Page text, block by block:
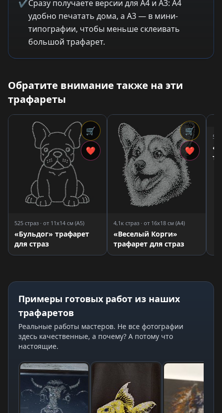
✔Сразу получаете версии для A4 и A3: A4
удобно печатать дома, а A3 — в мини-
типографии, чтобы меньше склеивать
большой трафарет.
Обратите внимание также на эти
трафареты
🛒
❤
525 страз · от 11x14 см (A5)
«Бульдог» трафарет
для страз
🛒
❤
4,1к страз · от 16x18 см (A4)
«Веселый Корги»
трафарет для страз
Примеры готовых работ из наших
трафаретов
Реальные работы мастеров. Не все фотографии
здесь качественные, а почему? А потому что
настоящие.